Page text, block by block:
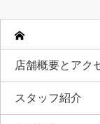
店舗概要とアク
スタッフ紹介